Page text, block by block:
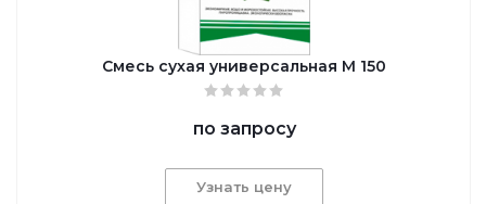
Смесь сухая универсальная М 150
по запросу
Узнать цену